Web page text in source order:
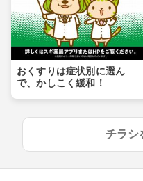
おくすりは症状別に選ん
で、かしこく緩和！
チラシ